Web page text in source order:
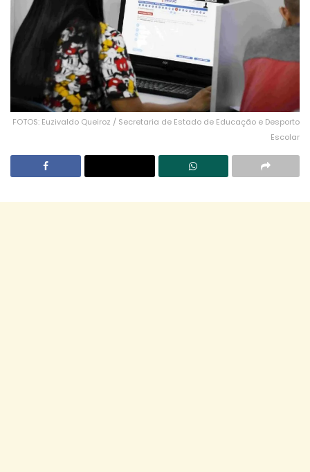
FOTOS: Euzivaldo Queiroz / Secretaria de Estado de Educação e Desporto
Escolar